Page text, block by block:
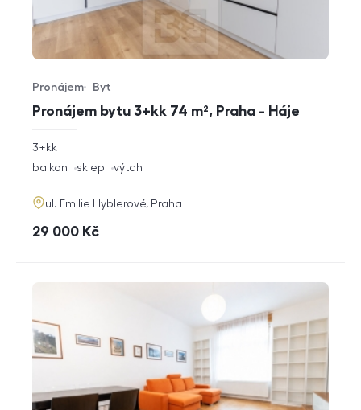
Pronájem bytu 3+kk 74 m², Praha - Háje
Typ nabídky
Pronájem
Typ nemovitosti
Byt
rozměry
3+kk
funkce
balkon sklep výtah
adresa
ul. Emilie Hyblerové, Praha
cena
29 000 Kč